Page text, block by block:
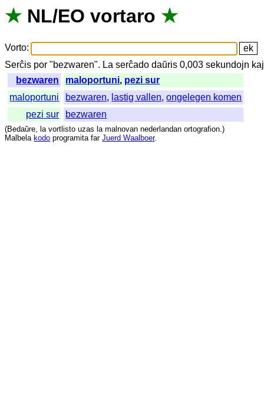
★ NL/EO vortaro ★
Vorto:
Serĉis por "bezwaren". La serĉado daŭris 0,003sekundojn kaj
bezwaren
maloportuni, pezi sur
maloportuni
bezwaren, lastig vallen,ongelegen komen
pezi sur
bezwaren
(Bedaŭre, la vortlisto uzas la malnovan nederlandan ortografion.)
Malbela kodo programita far Juerd Waalboer.